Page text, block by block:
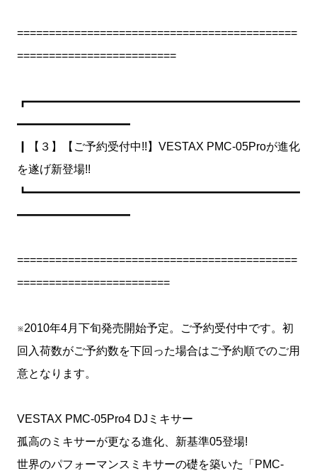
============================================
=========================
┏━━━━━━━━━━━━━━━━━━━━━━━━
━━━━━━━━━━
┃【３】【ご予約受付中!!】VESTAX PMC-05Proが進化
を遂げ新登場!!
┗━━━━━━━━━━━━━━━━━━━━━━━━
━━━━━━━━━━
============================================
========================
※2010年4月下旬発売開始予定。ご予約受付中です。初
回入荷数がご予約数を下回った場合はご予約順でのご用
意となります。
VESTAX PMC-05Pro4 DJミキサー
孤高のミキサーが更なる進化、新基準05登場!
世界のパフォーマンスミキサーの礎を築いた「PMC-